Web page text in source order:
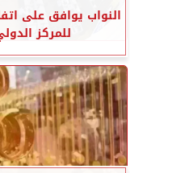
النواب يوافق على
للمركز